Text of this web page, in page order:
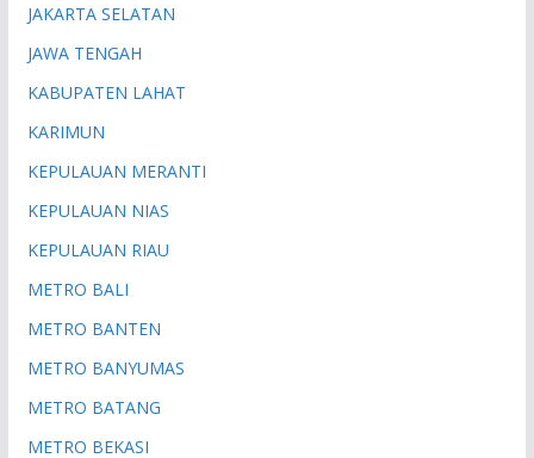
JAKARTA SELATAN
JAWA TENGAH
KABUPATEN LAHAT
KARIMUN
KEPULAUAN MERANTI
KEPULAUAN NIAS
KEPULAUAN RIAU
METRO BALI
METRO BANTEN
METRO BANYUMAS
METRO BATANG
METRO BEKASI